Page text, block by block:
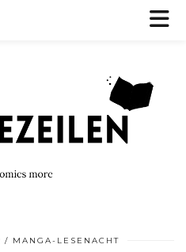
MANGA-LESENACHT